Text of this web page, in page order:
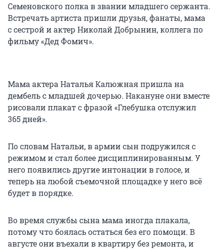
Семеновского полка в звании младшего сержанта.
Встречать артиста пришли друзья, фанаты, мама
с сестрой и актер Николай Добрынин, коллега по
фильму «Дед Фомич».
Мама актера Наталья Калюжная пришла на
дембель с младшей дочерью. Накануне они вместе
рисовали плакат с фразой «Глебушка отслужил
365 дней».
По словам Натальи, в армии сын подружился с
режимом и стал более дисциплинированным. У
него появились другие интонации в голосе, и
теперь на любой съемочной площадке у него всё
будет в порядке.
Во время службы сына мама иногда плакала,
потому что боялась остаться без его помощи. В
августе они въехали в квартиру без ремонта, и